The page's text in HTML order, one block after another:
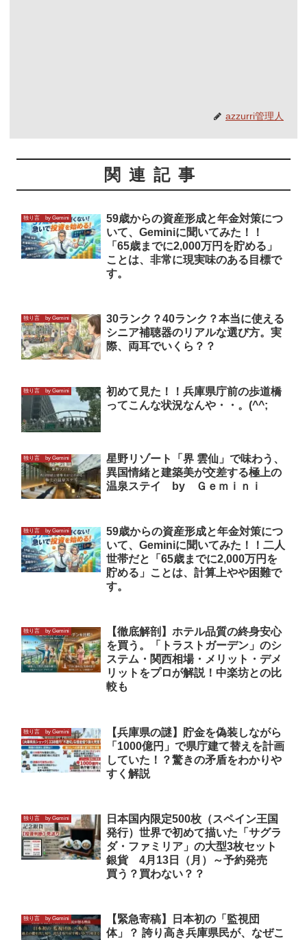
azzurri管理人
関連記事
独り言 by Gemini
59歳からの資産形成と年金対策につ
いて、Geminiに聞いてみた！！
「65歳までに2,000万円を貯める」
ことは、非常に現実味のある目標で
す。
独り言 by Gemini
30ランク？40ランク？本当に使える
シニア補聴器のリアルな選び方。実
際、両耳でいくら？？
独り言 by Gemini
初めて見た！！兵庫県庁前の歩道橋
ってこんな状況なんや・・。(^^;
独り言 by Gemini
星野リゾート「界 雲仙」で味わう、
異国情緒と建築美が交差する極上の
温泉ステイ by Ｇｅｍｉｎｉ
独り言 by Gemini
59歳からの資産形成と年金対策につ
いて、Geminiに聞いてみた！！二人
世帯だと「65歳までに2,000万円を
貯める」ことは、計算上やや困難で
す。
独り言 by Gemini
【徹底解剖】ホテル品質の終身安心
を買う。「トラストガーデン」のシ
ステム・関西相場・メリット・デメ
リットをプロが解説！中楽坊との比
較も
独り言 by Gemini
【兵庫県の謎】貯金を偽装しながら
「1000億円」で県庁建て替えを計画
していた！？驚きの矛盾をわかりや
すく解説
独り言 by Gemini
日本国内限定500枚（スペイン王国
発行）世界で初めて描いた「サグラ
ダ・ファミリア」の大型3枚セット
銀貨 4月13日（月）～予約発売
買う？買わない？？
独り言 by Gemini
【緊急寄稿】日本初の「監視団
体」？ 誇り高き兵庫県民が、なぜこ